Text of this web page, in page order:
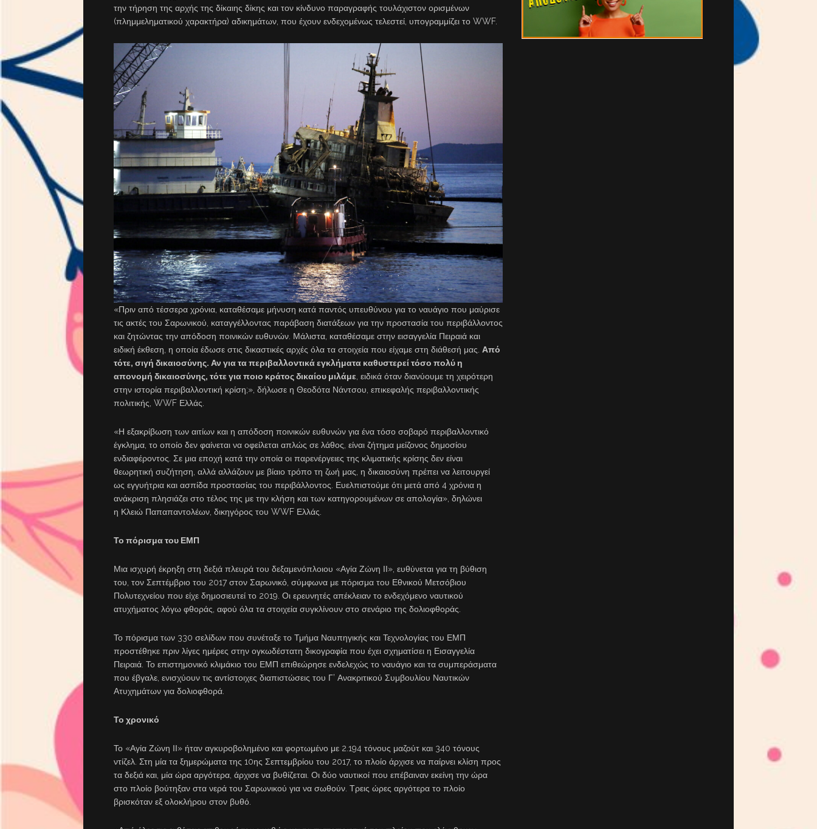
την τήρηση της αρχής της δίκαιης δίκης και τον κίνδυνο παραγραφής τουλάχιστον ορισμένων
(πλημμεληματικού χαρακτήρα) αδικημάτων, που έχουν ενδεχομένως τελεστεί, υπογραμμίζει το WWF.
«Πριν από τέσσερα χρόνια, καταθέσαμε μήνυση κατά παντός υπευθύνου για το ναυάγιο που μαύρισε
τις ακτές του Σαρωνικού, καταγγέλλοντας παράβαση διατάξεων για την προστασία του περιβάλλοντος
και ζητώντας την απόδοση ποινικών ευθυνών. Μάλιστα, καταθέσαμε στην εισαγγελία Πειραιά και
ειδική έκθεση, η οποία έδωσε στις δικαστικές αρχές όλα τα στοιχεία που είχαμε στη διάθεσή μας. Από
τότε, σιγή δικαιοσύνης. Αν για τα περιβαλλοντικά εγκλήματα καθυστερεί τόσο πολύ η
απονομή δικαιοσύνης, τότε για ποιο κράτος δικαίου μιλάμε , ειδικά όταν διανύουμε τη χειρότερη
στην ιστορία περιβαλλοντική κρίση;», δήλωσε η Θεοδότα Νάντσου, επικεφαλής περιβαλλοντικής
πολιτικής, WWF Ελλάς.
«Η εξακρίβωση των αιτίων και η απόδοση ποινικών ευθυνών για ένα τόσο σοβαρό περιβαλλοντικό
έγκλημα, το οποίο δεν φαίνεται να οφείλεται απλώς σε λάθος, είναι ζήτημα μείζονος δημοσίου
ενδιαφέροντος. Σε μια εποχή κατά την οποία οι παρενέργειες της κλιματικής κρίσης δεν είναι
θεωρητική συζήτηση, αλλά αλλάζουν με βίαιο τρόπο τη ζωή μας, η δικαιοσύνη πρέπει να λειτουργεί
ως εγγυήτρια και ασπίδα προστασίας του περιβάλλοντος. Ευελπιστούμε ότι μετά από 4 χρόνια η
ανάκριση πλησιάζει στο τέλος της με την κλήση και των κατηγορουμένων σε απολογία», δηλώνει
η Κλειώ Παπαπαντολέων, δικηγόρος του WWF Ελλάς.
Το πόρισμα του ΕΜΠ
Μια ισχυρή έκρηξη στη δεξιά πλευρά του δεξαμενόπλοιου «Αγία Ζώνη ΙΙ», ευθύνεται για τη βύθιση
του, τον Σεπτέμβριο του 2017 στον Σαρωνικό, σύμφωνα με πόρισμα του Εθνικού Μετσόβιου
Πολυτεχνείου που είχε δημοσιευτεί το 2019. Οι ερευνητές απέκλειαν το ενδεχόμενο ναυτικού
ατυχήματος λόγω φθοράς, αφού όλα τα στοιχεία συγκλίνουν στο σενάριο της δολιοφθοράς.
Το πόρισμα των 330 σελίδων που συνέταξε το Τμήμα Ναυπηγικής και Τεχνολογίας του ΕΜΠ
προστέθηκε πριν λίγες ημέρες στην ογκωδέστατη δικογραφία που έχει σχηματίσει η Εισαγγελία
Πειραιά. Το επιστημονικό κλιμάκιο του ΕΜΠ επιθεώρησε ενδελεχώς το ναυάγιο και τα συμπεράσματα
που έβγαλε, ενισχύουν τις αντίστοιχες διαπιστώσεις του Γ’ Ανακριτικού Συμβουλίου Ναυτικών
Ατυχημάτων για δολιοφθορά.
Το χρονικό
Το «Αγία Ζώνη ΙΙ» ήταν αγκυροβολημένο και φορτωμένο με 2.194 τόνους μαζούτ και 340 τόνους
ντίζελ. Στη μία τα ξημερώματα της 10ης Σεπτεμβρίου του 2017, το πλοίο άρχισε να παίρνει κλίση προς
τα δεξιά και, μία ώρα αργότερα, άρχισε να βυθίζεται. Οι δύο ναυτικοί που επέβαιναν εκείνη την ώρα
στο πλοίο βούτηξαν στα νερά του Σαρωνικού για να σωθούν. Τρεις ώρες αργότερα το πλοίο
βρισκόταν εξ ολοκλήρου στον βυθό.